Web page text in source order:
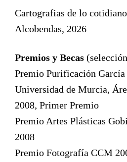
Cartografias de lo
Alcobendas, 2026
Premios y Becas
Premio Purificación García
Universidad de Murcia,
2008, Primer Premio
Premio Artes Plásticas
2008
Premio Fotografía CCM